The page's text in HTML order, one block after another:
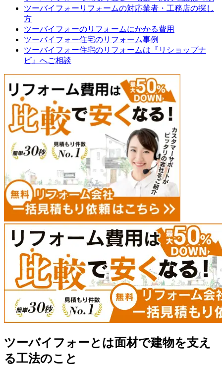
ツーバイフォーリフォームの対応業者・工務店の探し
方
ツーバイフォーのリフォームにかかる費用
ツーバイフォー住宅のリフォーム事例
ツーバイフォー住宅のリフォームは『リショップナ
ビ』へご相談
ツーバイフォーとは面材で建物を支え
る工法のこと